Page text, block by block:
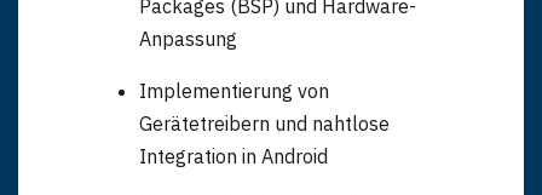
MOON - Embedded2Cloud Sicheres OTA
Packages (BSP) und Hardware-
Anpassung
Implementierung von
Gerätetreibern und nahtlose
Integration in Android